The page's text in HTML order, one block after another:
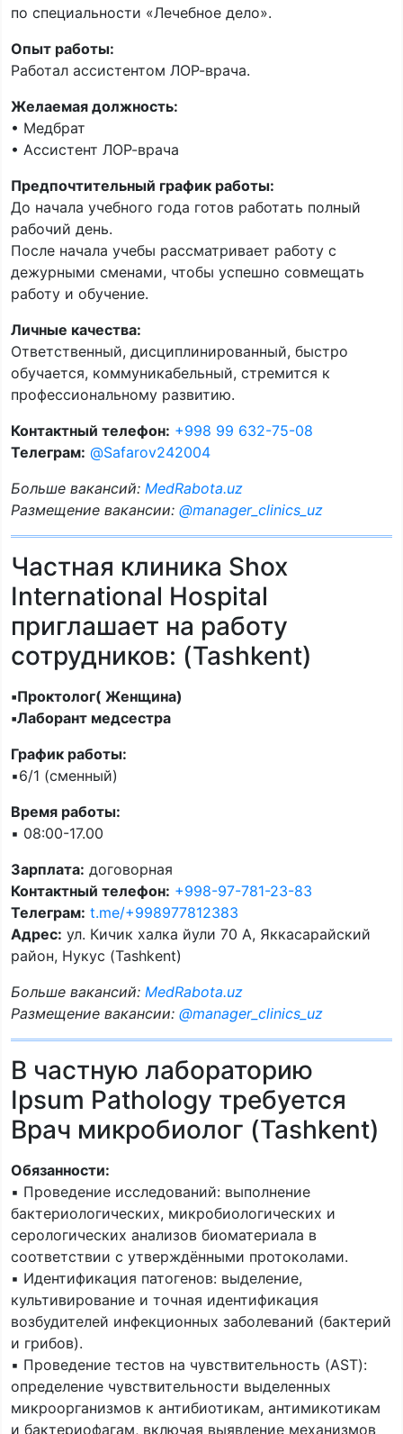
по специальности «Лечебное дело».
Опыт работы:
Работал ассистентом ЛОР-врача.
Желаемая должность:
• Медбрат
• Ассистент ЛОР-врача
Предпочтительный график работы:
До начала учебного года готов работать полный
рабочий день.
После начала учебы рассматривает работу с
дежурными сменами, чтобы успешно совмещать
работу и обучение.
Личные качества:
Ответственный, дисциплинированный, быстро
обучается, коммуникабельный, стремится к
профессиональному развитию.
Контактный телефон: +998 99 632-75-08
Телеграм: @Safarov242004
Больше вакансий: MedRabota.uz
Размещение вакансии: @manager_clinics_uz
Частная клиника Shox
International Hospital
приглашает на работу
сотрудников: (Tashkent)
▪️Проктолог( Женщина)
▪️Лаборант медсестра
График работы:
▪️6/1 (сменный)
Время работы:
▪️ 08:00-17.00
Зарплата: договорная
Контактный телефон: +998-97-781-23-83
Телеграм: t.me/+998977812383
Адрес: ул. Кичик халка йули 70 А, Яккасарайский
район, Нукус (Tashkent)
Больше вакансий: MedRabota.uz
Размещение вакансии: @manager_clinics_uz
В частную лабораторию
Ipsum Pathology требуется
Врач микробиолог (Tashkent)
Обязанности:
▪️ Проведение исследований: выполнение
бактериологических, микробиологических и
серологических анализов биоматериала в
соответствии с утверждёнными протоколами.
▪️ Идентификация патогенов: выделение,
культивирование и точная идентификация
возбудителей инфекционных заболеваний (бактерий
и грибов).
▪️ Проведение тестов на чувствительность (AST):
определение чувствительности выделенных
микроорганизмов к антибиотикам, антимикотикам
и бактериофагам, включая выявление механизмов